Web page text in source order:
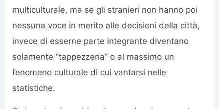
multiculturale, ma se gli stranieri non hanno poi
nessuna voce in merito alle decisioni della città,
invece di esserne parte integrante diventano
solamente “tappezzeria” o al massimo un
fenomeno culturale di cui vantarsi nelle
statistiche.